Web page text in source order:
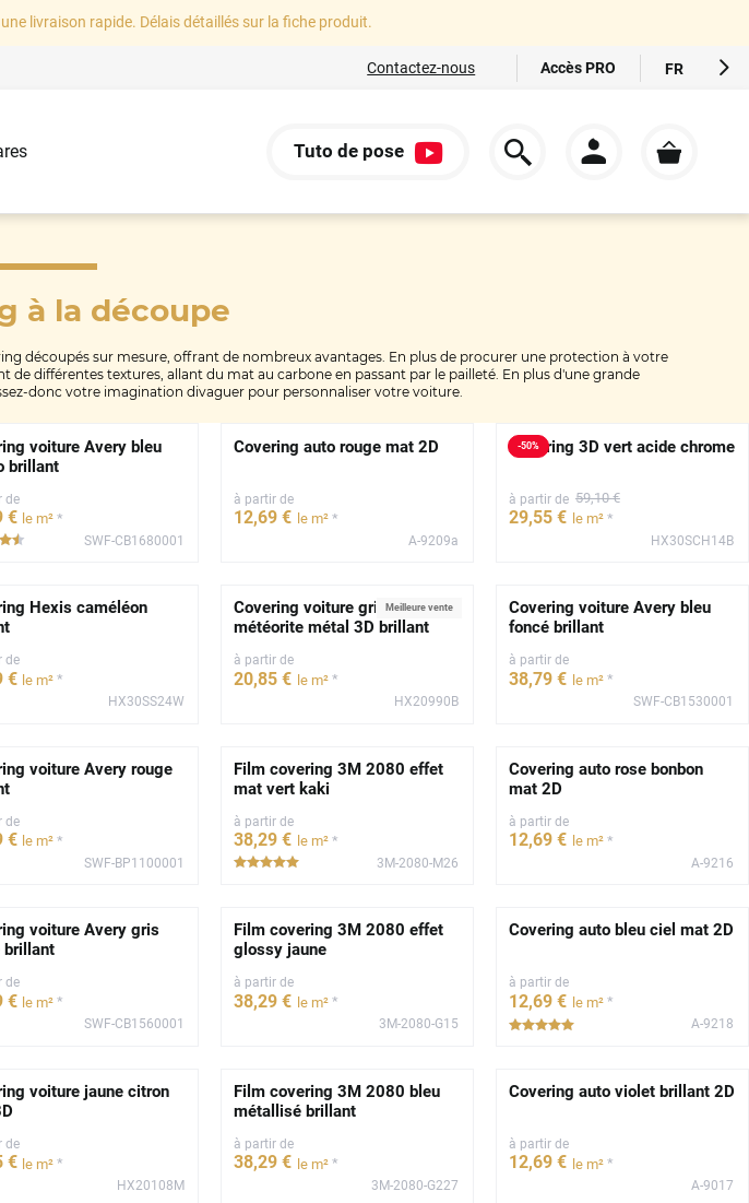
livraison rapide. Délais détaillés sur la fiche produit.
Contactez-nous Accès PRO FR
DE
Tuto de pose
à la découpe
découpés sur mesure, offrant de nombreux avantages. En plus de procurer une protection à votre
différentes textures, allant du mat au carbone en passant par le pailleté. En plus d'une grande
donc votre imagination divaguer pour personnaliser votre voiture.
voiture Avery bleu
brillant
de
€ le m² *
***** SWF-CB1680001
Covering auto rouge mat 2D
à partir de
12,69 € le m² *
A-9209a
-50%
Covering 3D vert acide chrome
à partir de 59,10 €
29,55 € le m² *
HX30SCH14B
Hexis caméléon
de
€ le m² *
HX30SS24W
Meilleure vente
Covering voiture gris
météorite métal 3D brillant
à partir de
20,85 € le m² *
HX20990B
Covering voiture Avery bleu
foncé brillant
à partir de
38,79 € le m² *
SWF-CB1530001
voiture Avery rouge
de
€ le m² *
SWF-BP1100001
Film covering 3M 2080 effet
mat vert kaki
à partir de
38,29 € le m² *
3M-2080-M26
Covering auto rose bonbon
mat 2D
à partir de
12,69 € le m² *
A-9216
voiture Avery gris
brillant
de
€ le m² *
SWF-CB1560001
Film covering 3M 2080 effet
glossy jaune
à partir de
38,29 € le m² *
3M-2080-G15
Covering auto bleu ciel mat 2D
à partir de
12,69 € le m² *
A-9218
voiture jaune citron
de
€ le m² *
HX20108M
Film covering 3M 2080 bleu
métallisé brillant
à partir de
38,29 € le m² *
3M-2080-G227
Covering auto violet brillant 2D
à partir de
12,69 € le m² *
A-9017